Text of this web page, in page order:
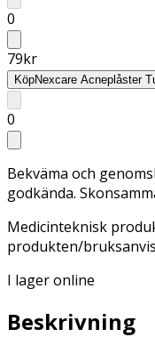
0
79kr
KöpNexcare Acneplåster
0
Bekväma och
godkända.
Medicinteknisk
produkten/
I lager online
Beskrivning